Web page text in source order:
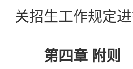
关招生工作规定进
第四章 附则